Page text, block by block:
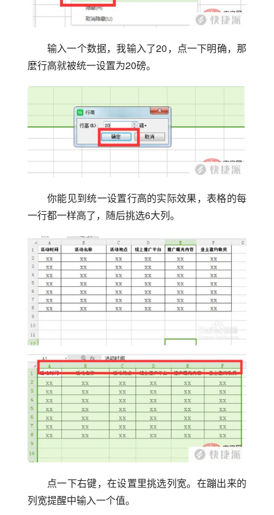
输入一个数据，我输入了20，点一下明确，那
麼行高就被统一设置为20磅。
你能见到统一设置行高的实际效果，表格的每
一行都一样高了，随后挑选6大列。
点一下右键，在设置里挑选列宽。在蹦出来的
列宽提醒中输入一个值。